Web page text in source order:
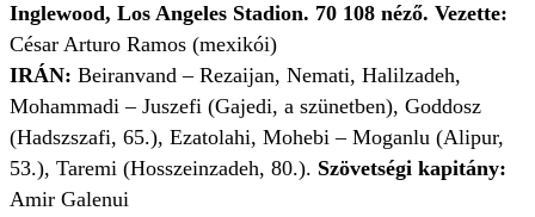
Inglewood, Los Angeles Stadion. 70 108 néző. Vezette:
César Arturo Ramos (mexikói)
IRÁN: Beiranvand – Rezaijan, Nemati, Halilzadeh,
Mohammadi – Juszefi (Gajedi, a szünetben), Goddosz
(Hadszszafi, 65.), Ezatolahi, Mohebi – Moganlu (Alipur,
53.), Taremi (Hosszeinzadeh, 80.). Szövetségi kapitány:
Amir Galenui